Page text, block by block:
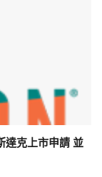
達克上市申請 並